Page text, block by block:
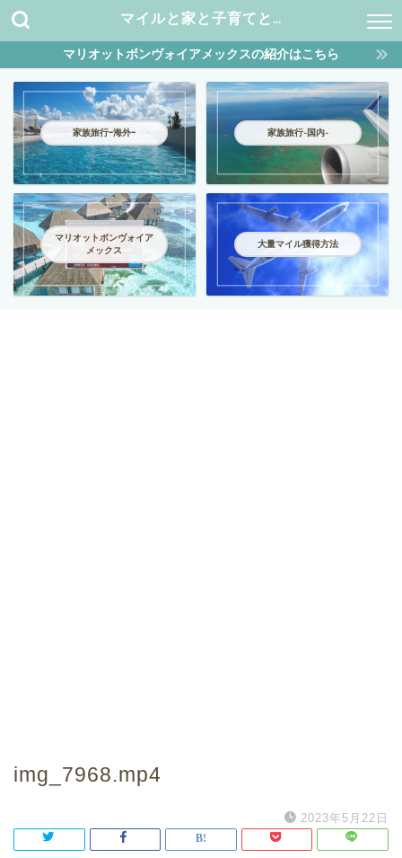
マイルと家と子育てと…
マリオットボンヴォイアメックスの紹介はこちら
家族旅行ｰ海外ｰ 家族旅行-国内-
マリオットボンヴォイア
メックス
大量マイル獲得方法
img_7968.mp4
2023年5月22日